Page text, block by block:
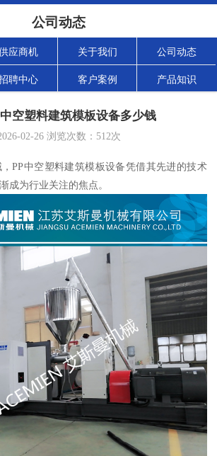
公司动态
应商机 关于我们 公司动态
聘中心 客户案例 产品知识
空塑料建筑模板设备多少钱
02-26浏览次数： 512次
PP中空塑料建筑模板设备凭借其先进的技术
成为行业关注的焦点。